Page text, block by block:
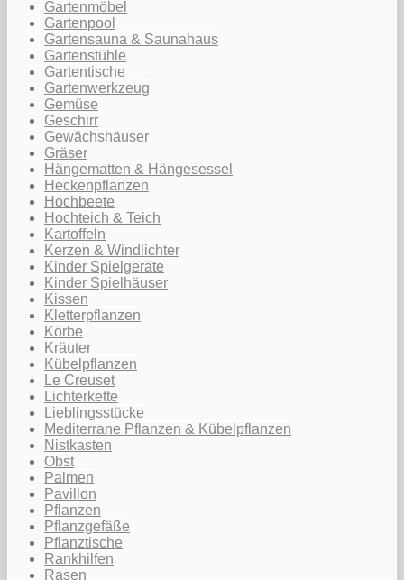
Gartenmöbel
Gartenpool
Gartensauna & Saunahaus
Gartenstühle
Gartentische
Gartenwerkzeug
Gemüse
Geschirr
Gewächshäuser
Gräser
Hängematten & Hängesessel
Heckenpflanzen
Hochbeete
Hochteich & Teich
Kartoffeln
Kerzen & Windlichter
Kinder Spielgeräte
Kinder Spielhäuser
Kissen
Kletterpflanzen
Körbe
Kräuter
Kübelpflanzen
Le Creuset
Lichterkette
Lieblingsstücke
Mediterrane Pflanzen & Kübelpflanzen
Nistkasten
Obst
Palmen
Pavillon
Pflanzen
Pflanzgefäße
Pflanztische
Rankhilfen
Rasen